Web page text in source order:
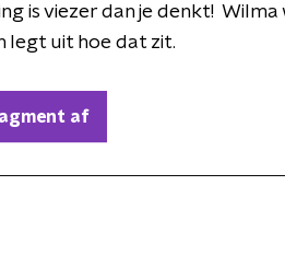
is viezer dan je denkt!
legt uit hoe dat zit.
af